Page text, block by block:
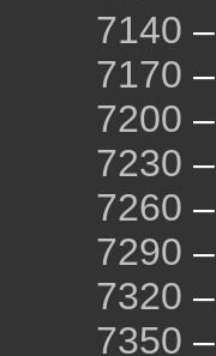
7140 –
7170 –
7200 –
7230 –
7260 –
7290 –
7320 –
7350 –